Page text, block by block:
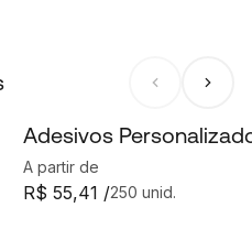
Adesivos
A partir de
250 unid.
R$ 55,41 /